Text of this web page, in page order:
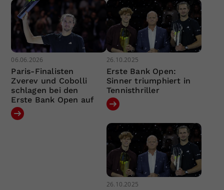
06.06.2026
Paris-Finalisten
Zverev und Cobolli
schlagen bei den
Erste Bank Open auf
26.10.2025
Erste Bank Open:
Sinner triumphiert in
Tennisthriller
26.10.2025